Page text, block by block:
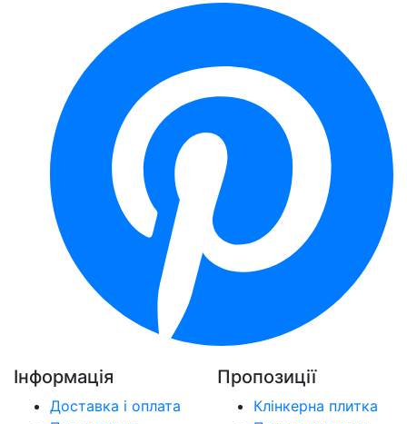
Інформація
Доставка і оплата
Пропозиції
Клінкерна плитка